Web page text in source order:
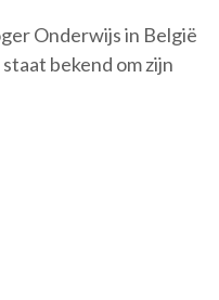
Onderwijs in België
bekend om zijn